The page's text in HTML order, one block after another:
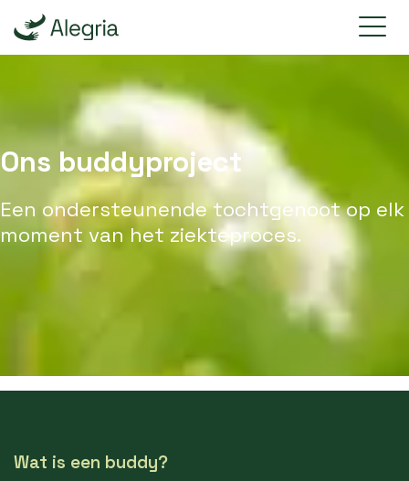
Ons buddyproject
Een ondersteunende tochtgenoot op elk
moment van het ziekteproces.
Wat is een buddy?